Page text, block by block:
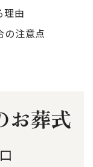
理由
の注意点